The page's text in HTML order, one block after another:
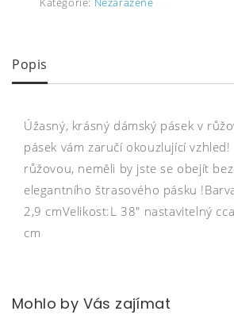
Popis
Úžasný, krásný dámský pásek v
pásek vám zaručí okouzlující
růžovou, neměli by jste se obejít
elegantního štrasového pásku
2,9 cmVelikost:L 38″ nastavitelný
cm
Mohlo by Vás zajímat